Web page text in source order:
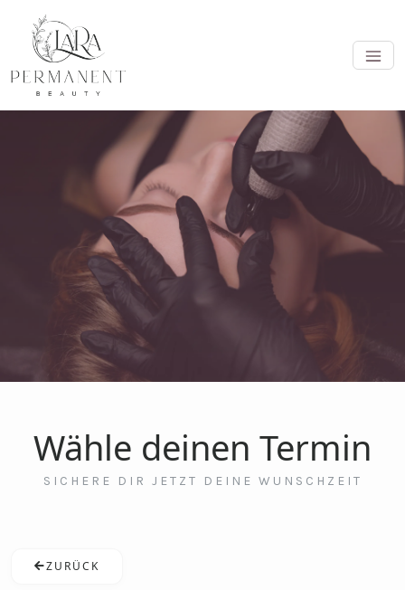
Wähle deinen Termin
SICHERE DIR JETZT DEINE WUNSCHZEIT
ZURÜCK